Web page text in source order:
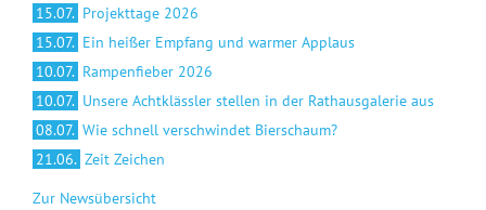
15.07. Projekttage 2026
15.07. Ein heißer Empfang und warmer Applaus
10.07. Rampenfieber 2026
10.07. Unsere Achtklässler stellen in der Rathausgalerie aus
08.07. Wie schnell verschwindet Bierschaum?
21.06. Zeit Zeichen
Zur Newsübersicht